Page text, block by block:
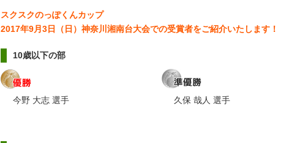
スクスクのっぽくんカップ
2017年9月3日（日）神奈川湘南台大会での受賞者をご紹介いたします！
10歳以下の部
今野 大志 選手 久保 哉人 選手